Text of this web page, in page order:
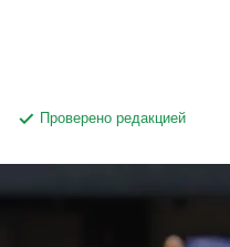
Проверено редакцией